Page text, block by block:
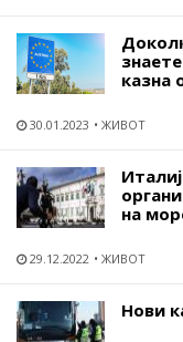
казна
30.01.2023 ЖИВОТ
на
29.12.2022 ЖИВОТ
Нови